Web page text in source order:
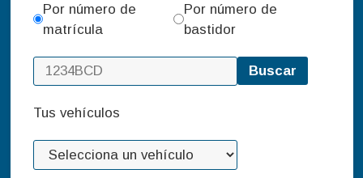
Por número de
matrícula
Por número de
bastidor
Buscar
Tus vehículos